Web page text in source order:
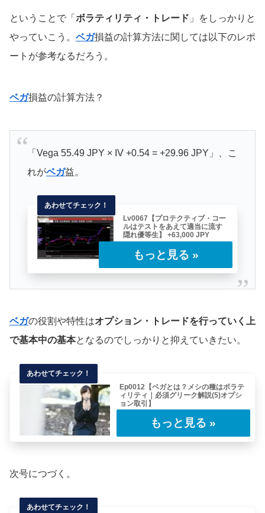
ということで「 ボラティリティ・トレード 」をしっかりと
やっていこう。 ベガ損益の計算方法に関しては以下のレポ
ートが参考なるだろう。
ベガ損益の計算方法？
「Vega 55.49 JPY × IV +0.54 = +29.96 JPY」、こ
れがベガ益。
Lv0067【プロテクティブ・コー
ルはテストをあえて適当に流す
隠れ優等生】 +63,000 JPY
モデルを駆使しているか知りたがるけ
ど、そんなものは株……
ベガの役割や特性はオプション・トレードを行っていく上
で基本中の基本となるのでしっかりと抑えていきたい。
Ep0012【ベガとは？メシの種はボラテ
ィリティ｜必須グリーク解説(5)オプシ
ョン取引】
基づく標準的なアプローチでは、確率分布は
次号につづく。